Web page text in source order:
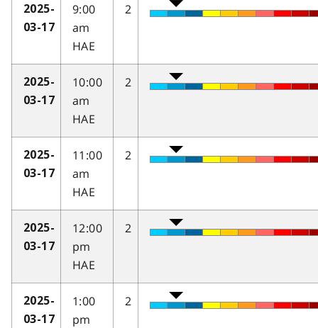
2025-
03-17
9:00
am
HAE
2
2025-
03-17
10:00
am
HAE
2
2025-
03-17
11:00
am
HAE
2
2025-
03-17
12:00
pm
HAE
2
2025-
03-17
1:00
pm
2